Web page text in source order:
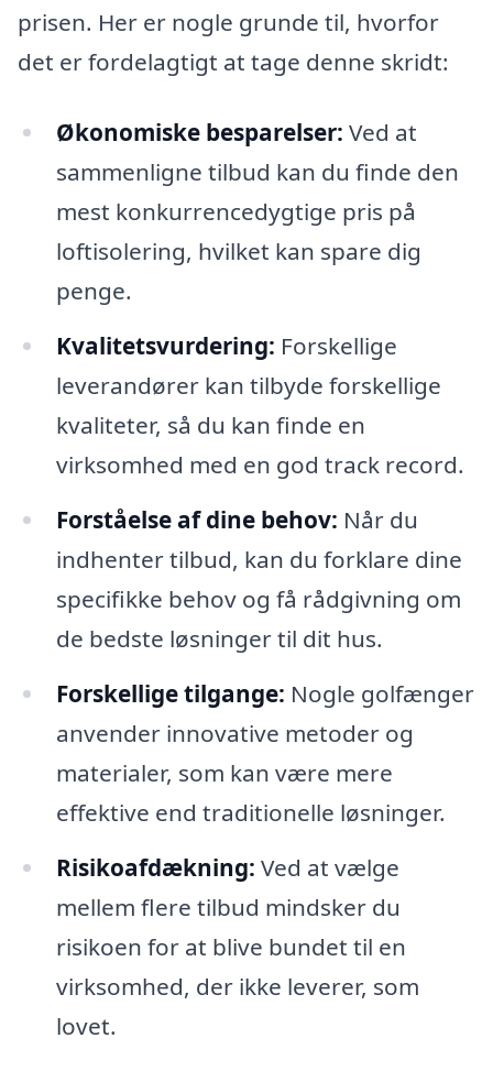
prisen. Her er nogle grunde til, hvorfor
det er fordelagtigt at tage denne skridt:
Økonomiske besparelser: Ved at
sammenligne tilbud kan du finde den
mest konkurrencedygtige pris på
loftisolering, hvilket kan spare dig
penge.
Kvalitetsvurdering: Forskellige
leverandører kan tilbyde forskellige
kvaliteter, så du kan finde en
virksomhed med en god track record.
Forståelse af dine behov: Når du
indhenter tilbud, kan du forklare dine
specifikke behov og få rådgivning om
de bedste løsninger til dit hus.
Forskellige tilgange: Nogle golfænger
anvender innovative metoder og
materialer, som kan være mere
effektive end traditionelle løsninger.
Risikoafdækning: Ved at vælge
mellem flere tilbud mindsker du
risikoen for at blive bundet til en
virksomhed, der ikke leverer, som
lovet.